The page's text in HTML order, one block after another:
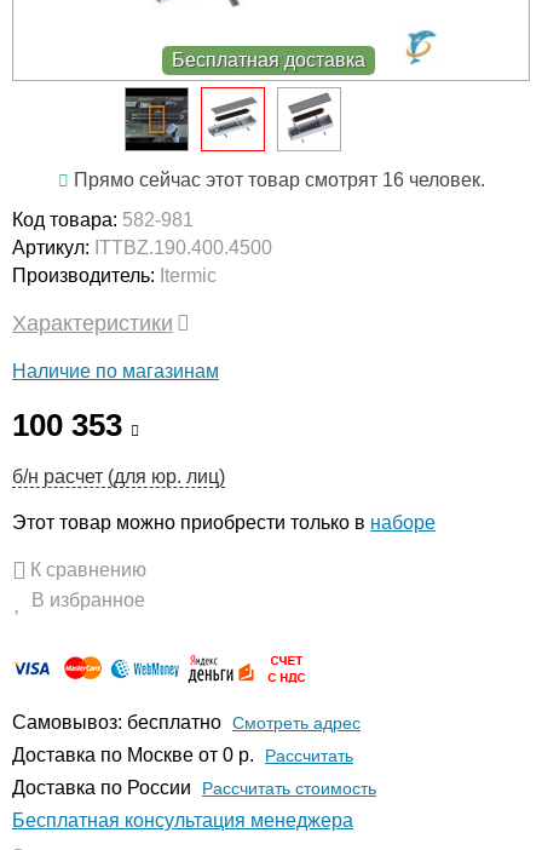
Бесплатная доставка
Прямо сейчас этот товар смотрят 16 человек.
Код товара: 582-981
Артикул: ITTBZ.190.400.4500
Производитель: Itermic
Характеристики
Наличие по магазинам
100 353
б/н расчет (для юр. лиц)
Этот товар можно приобрести только в наборе
К сравнению
В избранное
Самовывоз: бесплатно Смотреть адрес
Доставка по Москве от 0 р. Расcчитать
Доставка по России Рассчитать стоимость
Бесплатная консультация менеджера